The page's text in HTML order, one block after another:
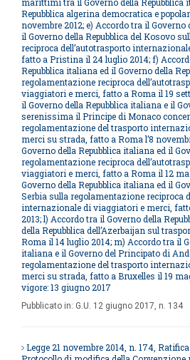
Repubblica algerina democratica e
novembre 2012; e) Accordo tra il Governo
il Governo della Repubblica del Kosovo
reciproca dell’autotrasporto
fatto a Pristina il 24 luglio 2014; f)
Repubblica italiana ed il Governo della
regolamentazione reciproca
viaggiatori e merci, fatto a Roma il 19
il Governo della Repubblica italiana e il
serenissima il Principe di Monaco
regolamentazione del trasporto
merci su strada, fatto a Roma l’8
Governo della Repubblica italiana ed il
regolamentazione reciproca
viaggiatori e merci, fatto a Roma il 12
Governo della Repubblica italiana ed il
Serbia sulla regolamentazione reciproca
internazionale di viaggiatori e merci,
2013; l) Accordo tra il Governo della
della Repubblica dell’Azerbaijan sul
Roma il 14 luglio 2014; m) Accordo tra il
italiana e il Governo del Principato di
regolamentazione del trasporto
merci su strada, fatto a Bruxelles il 19
vigore: 13 giugno 2017
Pubblicato in: G.U. 12 giugno 2017, n. 134
Legge 21 novembre 2014, n. 174,